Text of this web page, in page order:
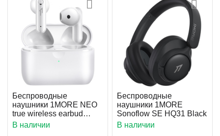
Беспроводные
наушники 1MORE NEO
true wireless earbud
(EO007) White
В наличии
Беспроводные
наушники 1MORE
Sonoflow SE HQ31 Black
В наличии